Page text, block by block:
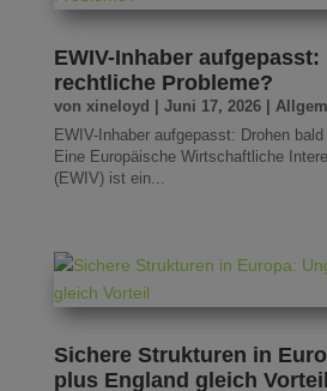
EWIV-Inhaber aufgepasst:
rechtliche Probleme?
von xineloyd Juni 17, 2026|
EWIV-Inhaber aufgepasst: Drohen
Eine Europäische Wirtschaftliche
(EWIV) ist ein...
Sichere Strukturen in
plus England gleich Vorteil